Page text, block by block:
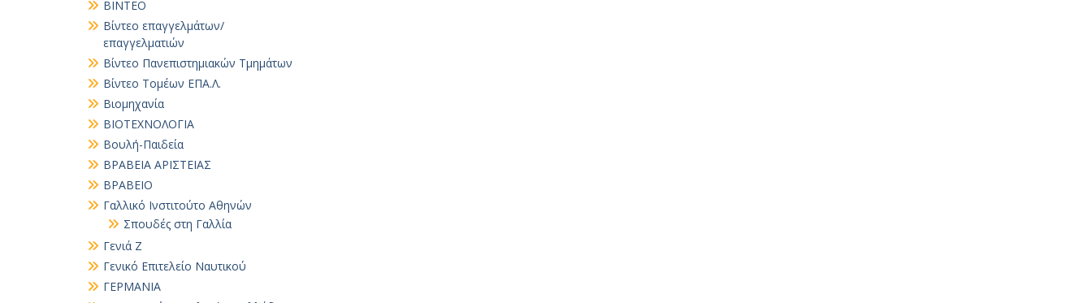
ΒΙΝΤΕΟ
Βίντεο επαγγελμάτων/
επαγγελματιών
Βίντεο Πανεπιστημιακών Τμημάτων
Βίντεο Τομέων ΕΠΑ.Λ.
Βιομηχανία
ΒΙΟΤΕΧΝΟΛΟΓΙΑ
Βουλή-Παιδεία
ΒΡΑΒΕΙΑ ΑΡΙΣΤΕΙΑΣ
ΒΡΑΒΕΙΟ
Γαλλικό Ινστιτούτο Αθηνών
Σπουδές στη Γαλλία
Γενιά Ζ
Γενικό Επιτελείο Ναυτικού
ΓΕΡΜΑΝΙΑ